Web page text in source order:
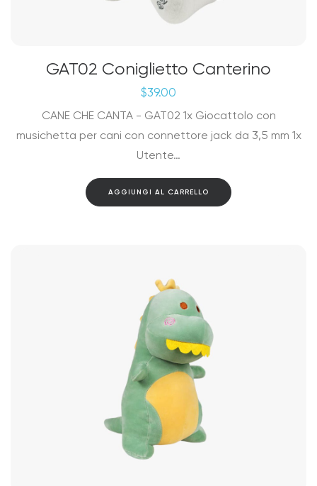
GAT02 Coniglietto Canterino
$39.00
CANE CHE CANTA - GAT02 1x Giocattolo con
musichetta per cani con connettore jack da 3,5 mm 1x
Utente…
AGGIUNGI AL CARRELLO